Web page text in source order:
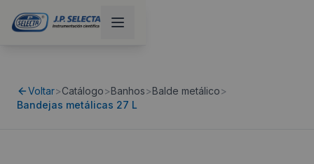
Voltar>Catálogo>Banhos>Balde metálico>
Bandejas metálicas 27 L